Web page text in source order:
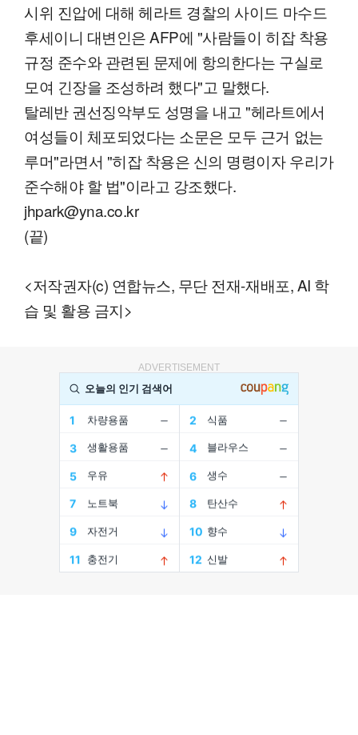
시위 진압에 대해 헤라트 경찰의 사이드 마수드
후세이니 대변인은 AFP에 "사람들이 히잡 착용
규정 준수와 관련된 문제에 항의한다는 구실로
모여 긴장을 조성하려 했다"고 말했다.
탈레반 권선징악부도 성명을 내고 "헤라트에서
여성들이 체포되었다는 소문은 모두 근거 없는
루머"라면서 "히잡 착용은 신의 명령이자 우리가
준수해야 할 법"이라고 강조했다.
jhpark@yna.co.kr
(끝)
<저작권자(c) 연합뉴스, 무단 전재-재배포, AI 학
습 및 활용 금지>
ADVERTISEMENT